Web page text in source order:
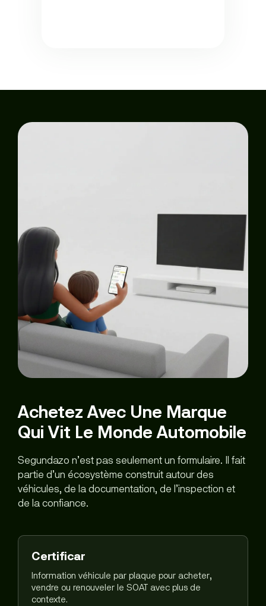
Achetez Avec Une Marque
Qui Vit Le Monde Automobile
Segundazo n’est pas seulement un formulaire. Il fait
partie d’un écosystème construit autour des
véhicules, de la documentation, de l’inspection et
de la confiance.
Certificar
Information véhicule par plaque pour acheter,
vendre ou renouveler le SOAT avec plus de
contexte.